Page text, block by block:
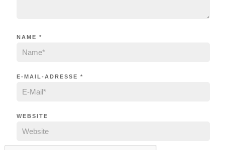
NAME *
E-MAIL-ADRESSE *
WEBSITE